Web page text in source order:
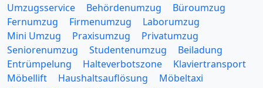
Umzugsservice Behördenumzug
Büroumzug
Fernumzug
Firmenumzug
Laborumzug
Mini Umzug
Praxisumzug
Privatumzug
Seniorenumzug
Studentenumzug
Beiladung
Entrümpelung
Halteverbotszone
Klaviertransport
Möbellift
Haushaltsauflösung
Möbeltaxi